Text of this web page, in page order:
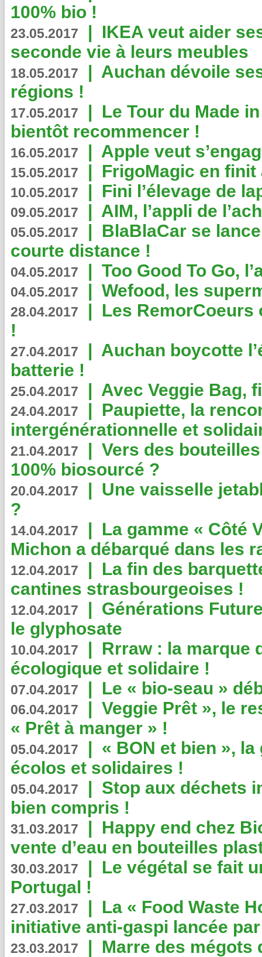
100% bio !
23.05.2017 | IKEA veut aider
seconde vie à leurs meubles
18.05.2017 | Auchan dévoile
régions !
17.05.2017 | Le Tour du Made
bientôt recommencer !
16.05.2017 | Apple veut
15.05.2017 | FrigoMagic en
10.05.2017 | Fini l’élevage de
09.05.2017 | AIM, l’appli de
05.05.2017 | BlaBlaCar se
courte distance !
04.05.2017 | Too Good To Go,
04.05.2017 | Wefood, les
28.04.2017 | Les RemorCoeurs
!
27.04.2017 | Auchan boycotte
batterie !
25.04.2017 | Avec Veggie Bag,
24.04.2017 | Paupiette, la
intergénérationnelle et
21.04.2017 | Vers des
100% biosourcé ?
20.04.2017 | Une vaisselle
?
14.04.2017 | La gamme « Côté
Michon a débarqué dans les
12.04.2017 | La fin des
cantines strasbourgeoises !
12.04.2017 | Générations
le glyphosate
10.04.2017 | Rrraw : la marque
écologique et solidaire !
07.04.2017 | Le « bio-seau »
06.04.2017 | Veggie Prêt », le
« Prêt à manger » !
05.04.2017 | « BON et bien »,
écolos et solidaires !
05.04.2017 | Stop aux déchets
bien compris !
31.03.2017 | Happy end chez
vente d’eau en bouteilles
30.03.2017 | Le végétal se fait
Portugal !
27.03.2017 | La « Food Waste
initiative anti-gaspi lancée
23.03.2017 | Marre des mégots